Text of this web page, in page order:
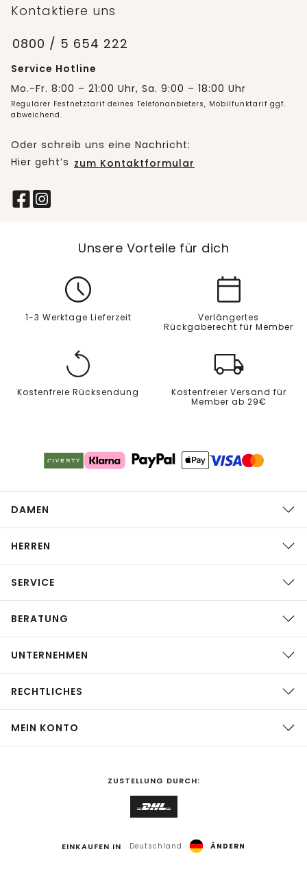
Kontaktiere uns
0800 / 5 654 222
Service Hotline
Mo.-Fr. 8:00 – 21:00 Uhr, Sa. 9:00 – 18:00 Uhr
Regulärer Festnetztarif deines Telefonanbieters, Mobilfunktarif ggf.
abweichend.
Oder schreib uns eine Nachricht:
Hier geht’s zum Kontaktformular
Unsere Vorteile für dich
1-3 Werktage Lieferzeit
Verlängertes
Rückgaberecht für Member
Kostenfreie Rücksendung
Kostenfreier Versand für
Member ab 29€
DAMEN
HERREN
SERVICE
BERATUNG
UNTERNEHMEN
RECHTLICHES
MEIN KONTO
ZUSTELLUNG DURCH:
EINKAUFEN IN Deutschland ÄNDERN